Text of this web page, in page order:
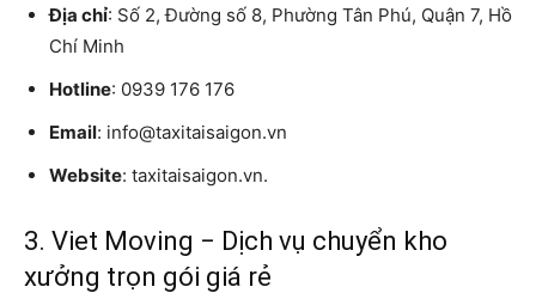
Địa chỉ: Số 2, Đường số 8, Phường Tân Phú, Quận 7, Hồ
Chí Minh
Hotline: 0939 176 176
Email: info@taxitaisaigon.vn
Website: taxitaisaigon.vn.
3. Viet Moving − Dịch vụ chuyển kho
xưởng trọn gói giá rẻ